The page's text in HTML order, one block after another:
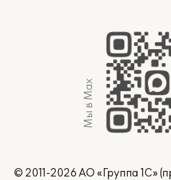
Мы в Max
© 2011-2026 АО «Группа 1С»